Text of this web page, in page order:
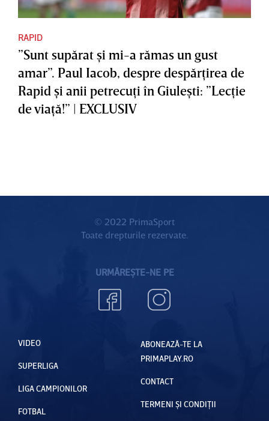
RAPID
”Sunt supărat şi mi-a rămas un gust
amar”. Paul Iacob, despre despărţirea de
Rapid şi anii petrecuţi în Giuleşti: ”Lecţie
de viaţă!” | EXCLUSIV
© 2022 PrimaSport
Toate drepturile rezervate.
URMĂREȘTE-NE PE
VIDEO
SUPERLIGA
LIGA CAMPIONILOR
FOTBAL
ABONEAZĂ-TE LA
PRIMAPLAY.RO
CONTACT
TERMENI ȘI CONDIȚII